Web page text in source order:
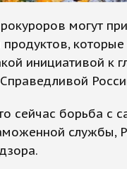
могут
инициативой к
сейчас борьба с
службы,